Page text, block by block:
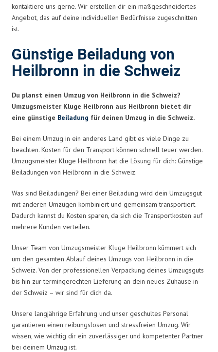
kontaktiere uns gerne. Wir erstellen dir ein maßgeschneidertes
Angebot, das auf deine individuellen Bedürfnisse zugeschnitten
ist.
Günstige Beiladung von
Heilbronn in die Schweiz
Du planst einen Umzug von Heilbronn in die Schweiz?
Umzugsmeister Kluge Heilbronn aus Heilbronn bietet dir
eine günstige Beiladung für deinen Umzug in die Schweiz.
Bei einem Umzug in ein anderes Land gibt es viele Dinge zu
beachten. Kosten für den Transport können schnell teuer werden.
Umzugsmeister Kluge Heilbronn hat die Lösung für dich: Günstige
Beiladungen von Heilbronn in die Schweiz.
Was sind Beiladungen? Bei einer Beiladung wird dein Umzugsgut
mit anderen Umzügen kombiniert und gemeinsam transportiert.
Dadurch kannst du Kosten sparen, da sich die Transportkosten auf
mehrere Kunden verteilen.
Unser Team von Umzugsmeister Kluge Heilbronn kümmert sich
um den gesamten Ablauf deines Umzugs von Heilbronn in die
Schweiz. Von der professionellen Verpackung deines Umzugsguts
bis hin zur termingerechten Lieferung an dein neues Zuhause in
der Schweiz – wir sind für dich da.
Unsere langjährige Erfahrung und unser geschultes Personal
garantieren einen reibungslosen und stressfreien Umzug. Wir
wissen, wie wichtig dir ein zuverlässiger und kompetenter Partner
bei deinem Umzug ist.